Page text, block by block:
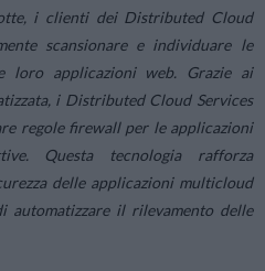
i clienti dei Distributed Cloud
scansionare e individuare le
loro applicazioni web. Grazie ai
i Distributed Cloud Services
regole firewall per le applicazioni
Questa tecnologia rafforza
delle applicazioni multicloud
automatizzare il rilevamento delle